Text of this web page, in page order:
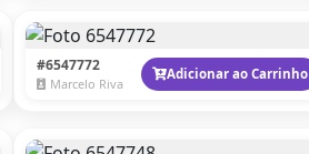
#6547772
Marcelo Riva
Adicionar ao Carrinho